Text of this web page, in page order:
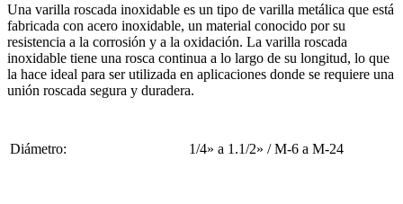
Una varilla roscada inoxidable es un tipo de varilla metálica que está
fabricada con acero inoxidable, un material conocido por su
resistencia a la corrosión y a la oxidación. La varilla roscada
inoxidable tiene una rosca continua a lo largo de su longitud, lo que
la hace ideal para ser utilizada en aplicaciones donde se requiere una
unión roscada segura y duradera.
Diámetro: 1/4» a 1.1/2» / M-6 a M-24